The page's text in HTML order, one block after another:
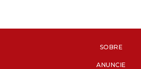
SOBRE
ANUNCIE